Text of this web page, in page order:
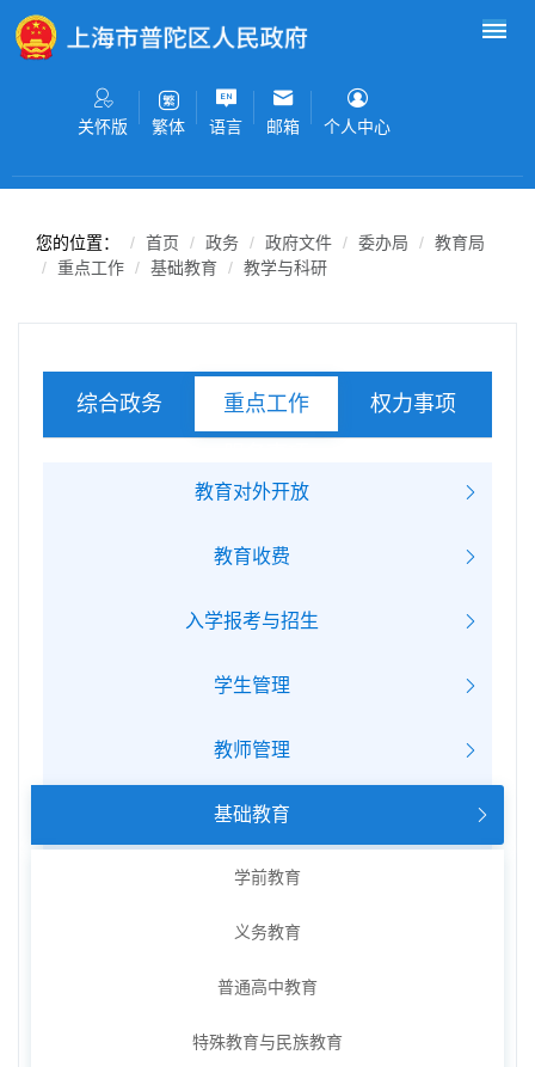
无障碍操作说明
关怀版 繁体 语言 邮箱 个人中心
您的位置： 首页 政务 政府文件 委办局
教育局
重点工作
基础教育 教学与科研
综合政务 重点工作 权力事项
教育对外开放
教育收费
入学报考与招生
学生管理
教师管理
基础教育
学前教育
义务教育
普通高中教育
特殊教育与民族教育